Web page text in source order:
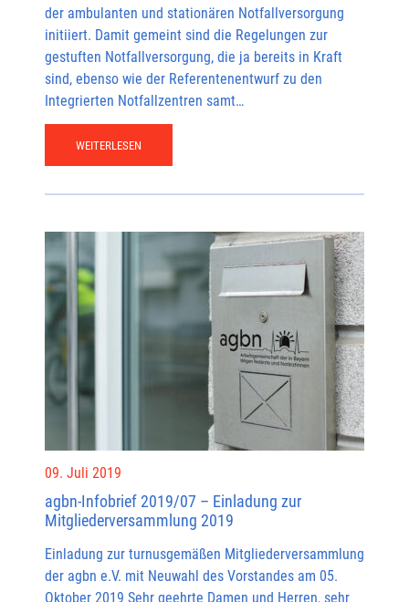
der ambulanten und stationären Notfallversorgung
initiiert. Damit gemeint sind die Regelungen zur
gestuften Notfallversorgung, die ja bereits in Kraft
sind, ebenso wie der Referentenentwurf zu den
Integrierten Notfallzentren samt…
WEITERLESEN
09. Juli 2019
agbn-Infobrief 2019/07 – Einladung zur
Mitgliederversammlung 2019
Einladung zur turnusgemäßen Mitgliederversammlung
der agbn e.V. mit Neuwahl des Vorstandes am 05.
Oktober 2019 Sehr geehrte Damen und Herren, sehr